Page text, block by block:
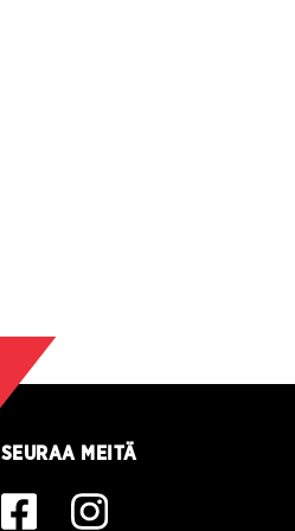
SEURAA MEITÄ